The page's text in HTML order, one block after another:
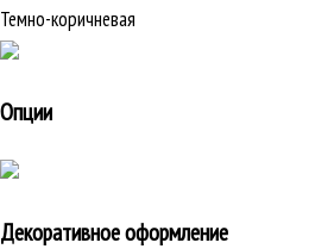
Темно-коричневая
Опции
Декоративное оформление